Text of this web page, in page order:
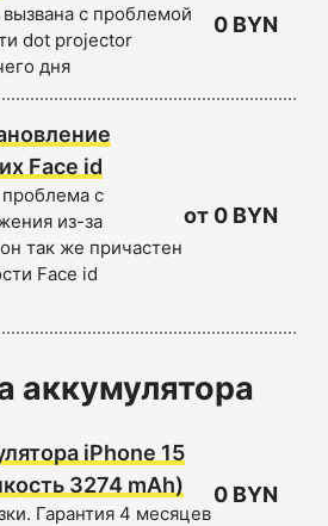
с проблемой
dot projector
дня
0 BYN
Face id
проблема с
из-за
так же причастен
Face id
от 0 BYN
аккумулятора
iPhone 15
3274 mAh)
Гарантия 4 месяцев
0 BYN